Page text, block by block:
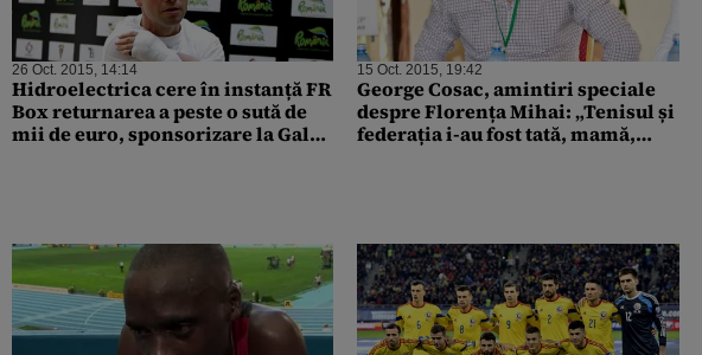
26 Oct. 2015, 14:14
Hidroelectrica cere în instanță FR
Box returnarea a peste o sută de
mii de euro, sponsorizare la Gala
15 Oct. 2015, 19:42
George Cosac, amintiri speciale
despre Florența Mihai: „Tenisul și
federația i-au fost tată, mamă,